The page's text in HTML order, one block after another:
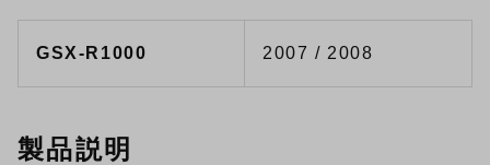
GSX-R1000 2007 / 2008
製品説明